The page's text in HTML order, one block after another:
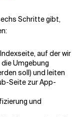
Schritte gibt,
auf der wir
Umgebung
soll) und leiten
Seite zur App-
und